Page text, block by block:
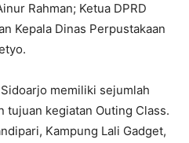
Rahman; Ketua DPRD
Kepala Dinas Perpustakaan
memiliki sejumlah
tujuan kegiatan Outing Class.
Kampung Lali Gadget,